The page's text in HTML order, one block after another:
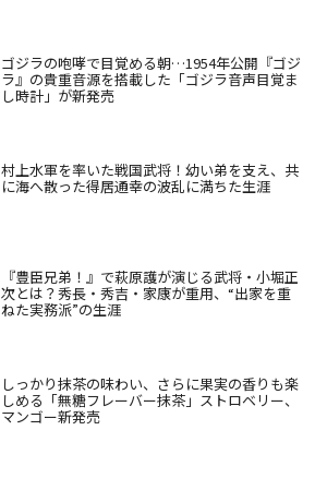
ゴジラの咆哮で目覚める朝…1954年公開『ゴジ
ラ』の貴重音源を搭載した「ゴジラ音声目覚ま
し時計」が新発売
村上水軍を率いた戦国武将！幼い弟を支え、共
に海へ散った得居通幸の波乱に満ちた生涯
『豊臣兄弟！』で萩原護が演じる武将・小堀正
次とは？秀長・秀吉・家康が重用、“出家を重
ねた実務派”の生涯
しっかり抹茶の味わい、さらに果実の香りも楽
しめる「無糖フレーバー抹茶」ストロベリー、
マンゴー新発売